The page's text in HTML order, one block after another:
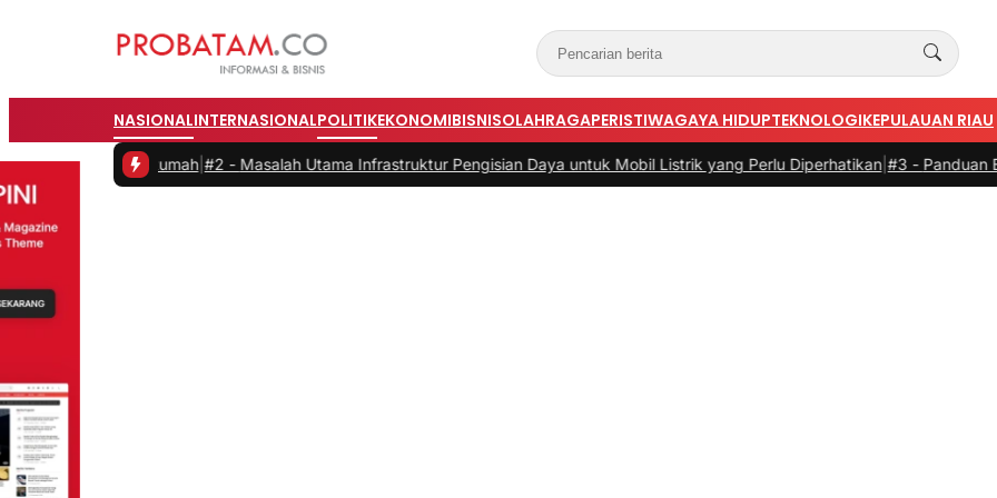
NASIONALINTERNASIONALPOLITIKEKONOMIBISNISOLAHRAGAPERISTIWAGAYA HIDUPTEKNOLOGIKEPULAUAN RIAU
Rumah #2 - Masalah Utama Infrastruktur Pengisian Daya untuk Mobil Listrik yang Perlu Diperhatikan|#3 -Panduan Belanja Online